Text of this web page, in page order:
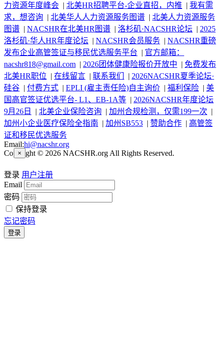
力资源年度峰会 | 北美HR招聘平台-企业直招，内推 | 我有需
求，想咨询 | 北美华人人力资源服务图谱 | 北美人力资源服务
图谱 | NACSHR在北美HR图谱 | 洛杉矶·NACSHR论坛 | 2025
洛杉矶·华人HR年度论坛 | NACSHR会员服务 | NACSHR重磅
发布企业高管签证与移民优选服务平台 | 官方邮箱：
nacshr818@gmail.com | 2026团体健康险报价开放中 | 免费发布
北美HR职位 | 在线留言 | 联系我们 | 2026NACSHR夏季论坛·
硅谷 | 付费方式 | EPLI (雇主责任险)自主询价 | 福利保险 | 美
国高官签证优选平台- L1、EB-1A等 | 2026NACSHR年度论坛
9月26日
| 北美企业保险咨询 | 加州合规检测，仅需199一次 |
加州小企业医疗保险全指南 | 加州SB553 | 赞助合作 | 高管签
证和移民优选服务
Email:hi@nacshr.org
Copyright © 2026 NACSHR.org All Rights Reserved.
×
登录 用户注册
Email
密码
保持登录
忘记密码
登录